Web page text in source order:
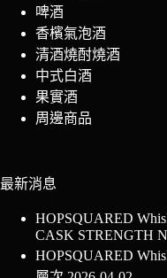
啤酒
香檳氣泡酒
清酒燒酎燒酒
中式白酒
果實酒
周邊商品
最新消息
HOPSQUARED
CASK STRENGTH
HOPSQUARED